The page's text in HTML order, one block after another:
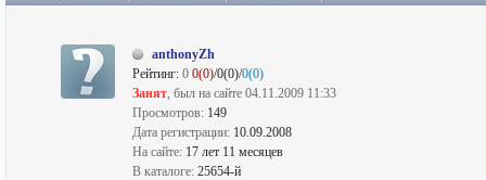
anthonyZh
Рейтинг: 0 0(0)/0(0)/0(0)
Занят, был на сайте 04.11.2009 11:33
Просмотров: 149
Дата регистрации: 10.09.2008
На сайте: 17 лет 11 месяцев
В каталоге: 25654-й